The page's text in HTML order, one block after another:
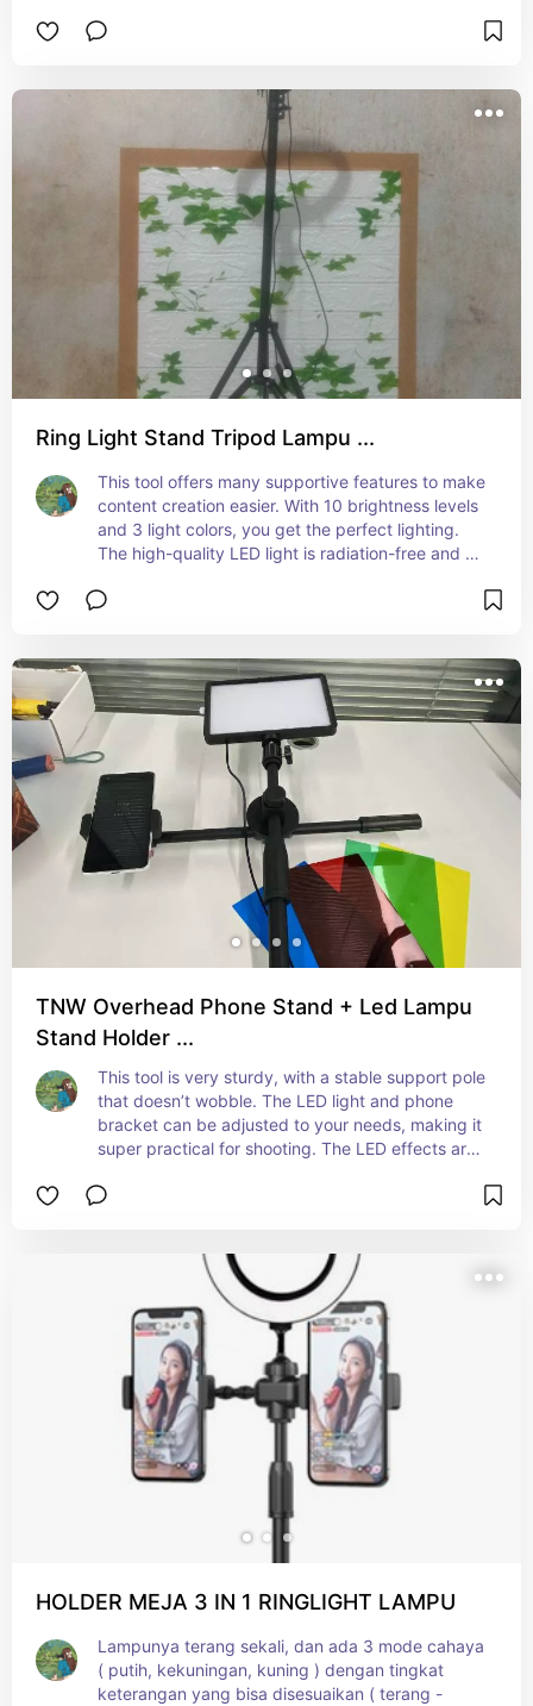
Ring Light Stand Tripod Lampu ...
This tool offers many supportive features to make
content creation easier. With 10 brightness levels
and 3 light colors, you get the perfect lighting.
The high-quality LED light is radiation-free and
and comes complete with a light, tripod, and
TNW Overhead Phone Stand + Led Lampu
Stand Holder ...
This tool is very sturdy, with a stable support pole
that doesn’t wobble. The LED light and phone
bracket can be adjusted to your needs, making it
super practical for shooting. The LED effects are
brightness settings. Plus, it comes with 4 free
HOLDER MEJA 3 IN 1 RINGLIGHT LAMPU
Lampunya terang sekali, dan ada 3 mode cahaya
( putih, kekuningan, kuning ) dengan tingkat
keterangan yang bisa disesuaikan ( terang -